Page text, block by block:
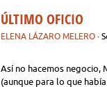
ÚLTIMO OFICIO
ELENA LÁZARO MELERO ·
Así no hacemos negocio,
(aunque para lo que